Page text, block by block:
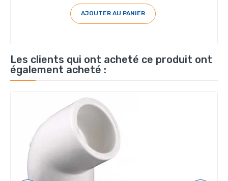
AJOUTER AU PANIER
Les clients qui ont acheté ce produit ont
également acheté :